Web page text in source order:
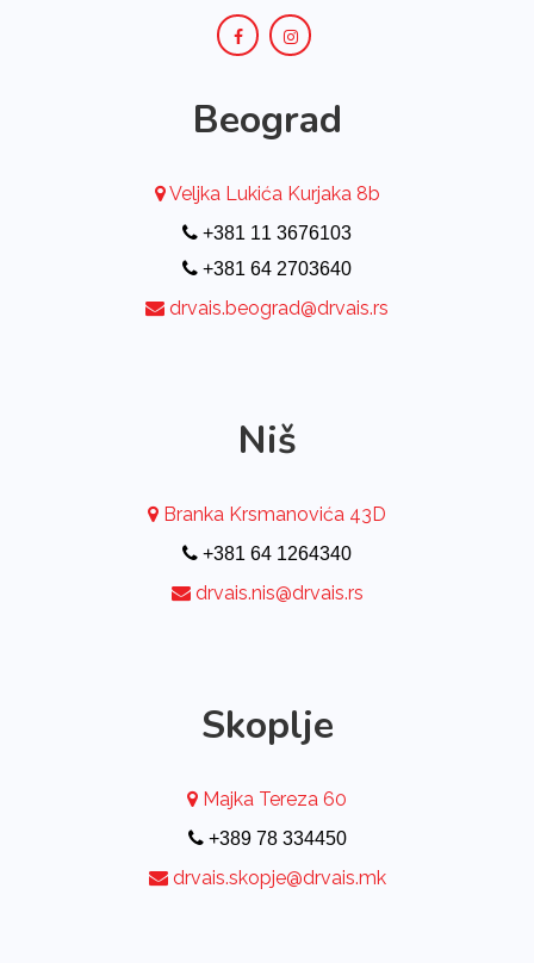
Beograd
Veljka Lukića Kurjaka 8b
+381 11 3676103
+381 64 2703640
drvais.beograd@drvais.rs
Niš
Branka Krsmanovića 43D
+381 64 1264340
drvais.nis@drvais.rs
Skoplje
Majka Tereza 60
+389 78 334450
drvais.skopje@drvais.mk